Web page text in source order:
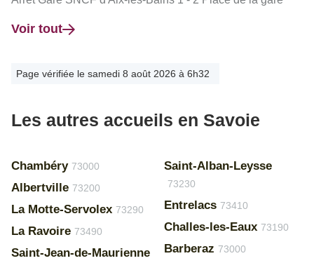
Voir tout
Page vérifiée le samedi 8 août 2026 à 6h32
Les autres accueils en Savoie
Chambéry 73000
Albertville 73200
La Motte-Servolex 73290
La Ravoire 73490
Saint-Jean-de-Maurienne
Saint-Alban-Leysse
73230
Entrelacs 73410
Challes-les-Eaux 73190
Barberaz 73000